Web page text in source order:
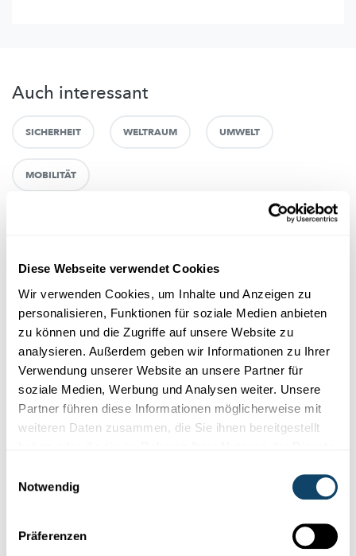
Diese Webseite verwendet Cookies
Wir verwenden Cookies, um Inhalte und Anzeigen zu
personalisieren, Funktionen für soziale Medien anbieten
zu können und die Zugriffe auf unsere Website zu
analysieren. Außerdem geben wir Informationen zu Ihrer
Verwendung unserer Website an unsere Partner für
soziale Medien, Werbung und Analysen weiter. Unsere
Partner führen diese Informationen möglicherweise mit
weiteren Daten zusammen, die Sie ihnen bereitgestellt
Notwendig
Präferenzen
Auch interessant
SICHERHEIT WELTRAUM UMWELT
MOBILITÄT
Forschung in Luxemburg
RAUMPLANUNG UND GESUNDHEIT
Stadtleben ist attraktiv, kann aber auch an die Nerven gehen.
Liser